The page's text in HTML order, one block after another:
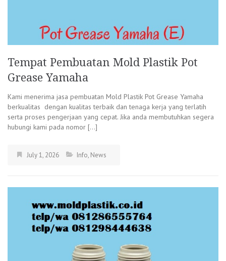
Tempat Pembuatan Mold Plastik Pot
Grease Yamaha
Kami menerima jasa pembuatan Mold Plastik Pot Grease Yamaha
berkualitas dengan kualitas terbaik dan tenaga kerja yang terlatih
serta proses pengerjaan yang cepat. Jika anda membutuhkan segera
hubungi kami pada nomor […]
July 1, 2026 Info, News